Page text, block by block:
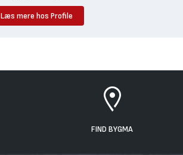
Læs mere hos Profile
FIND BYGMA